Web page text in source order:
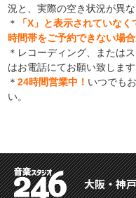
況と、実際の空き状況が異
＊
「X」と表示されていな
時間帯をご予約できない場
＊レコーディング、または
はお電話にてお願い致します
＊24時間営業中！ いつでも
い。
大阪・神